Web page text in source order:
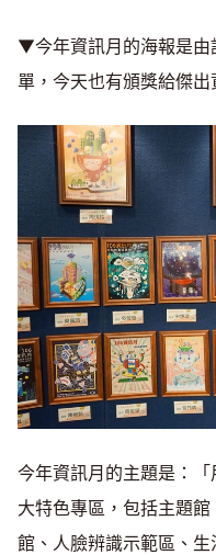
▼今年資訊月的海報是由
單，今天也有頒獎給傑
今年資訊月的主題是：
大特色專區，包括主題
館、人臉辨識示範區、